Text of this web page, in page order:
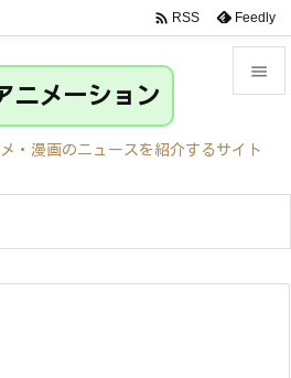

サイド
前へ

 RSS Feedly
ニメーション
・漫画のニュースを紹介するサイト